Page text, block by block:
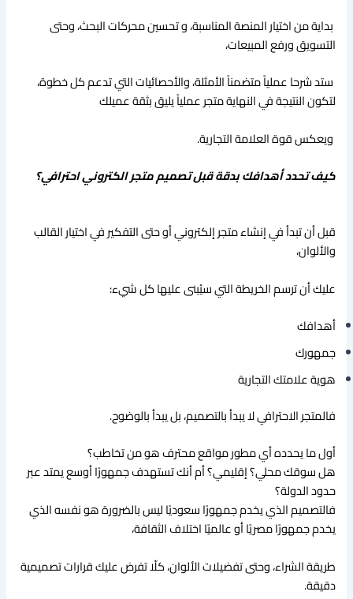
بداية من اختيار المنصة المناسبة، و تحسين محركات البحث، وحتى
التسويق ورفع المبيعات،
ستد شرحا عملياً متضمناً الأمثلة، والأحصائيات التي تدعم كل خطوة،
لتكون النتيجة في النهاية متجر عملياً يليق بثقة عميلك
ويعكس قوة العلامة التجارية.
كيف تحدد أهدافك بدقة قبل تصميم متجر الكتروني احترافي؟
قبل أن تبدأ في إنشاء متجر إلكتروني أو حتى التفكير في اختيار القالب
والألوان،
عليك أن ترسم الخريطة التي سيُبنى عليها كل شيء:
أهدافك
جمهورك
هوية علامتك التجارية
فالمتجر الاحترافي لا يبدأ بالتصميم، بل يبدأ بالوضوح.
أول ما يحدده أي مطور مواقع محترف هو من تخاطب؟
هل سوقك محلي؟ إقليمي؟ أم أنك تستهدف جمهورًا أوسع يمتد عبر
حدود الدولة؟
فالتصميم الذي يخدم جمهورًا سعوديًا ليس بالضرورة هو نفسه الذي
يخدم جمهورًا مصريًا أو عالميًا اختلاف الثقافة،
طريقة الشراء، وحتى تفضيلات الألوان، كلّا تفرض عليك قرارات تصميمية
دقيقة.